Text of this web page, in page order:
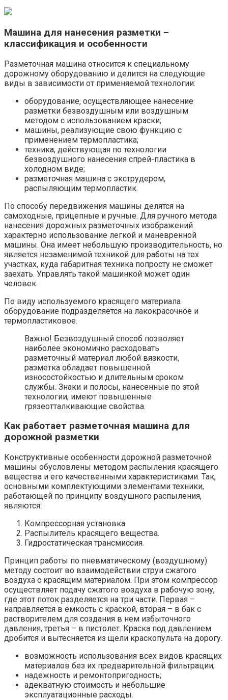
Машина для нанесения разметки –
классификация и особенности
Разметочная машина относится к специальному
дорожному оборудованию и делится на следующие
виды в зависимости от применяемой технологии:
оборудование, осуществляющее нанесение
разметки безвоздушным или воздушным
методом с использованием краски;
машины, реализующие свою функцию с
применением термопластика;
техника, действующая по технологии
безвоздушного нанесения спрей-пластика в
холодном виде;
разметочная машина с экструдером,
распыляющим термопластик.
По способу передвижения машины делятся на
самоходные, прицепные и ручные. Для ручного метода
нанесения дорожных разметочных изображений
характерно использование легкой и маневренной
машины. Она имеет небольшую производительность, но
является незаменимой техникой для работы на тех
участках, куда габаритная техника попросту не сможет
заехать. Управлять такой машинкой может один
человек.
По виду используемого красящего материала
оборудование подразделяется на лакокрасочное и
термопластиковое.
Важно! Безвоздушный способ позволяет
наиболее экономично расходовать
разметочный материал любой вязкости,
разметка обладает повышенной
износостойкостью и длительным сроком
службы. Знаки и полосы, нанесенные по этой
технологии, имеют повышенные
грязеотталкивающие свойства.
Как работает разметочная машина для
дорожной разметки
Конструктивные особенности дорожной разметочной
машины обусловлены методом распыления красящего
вещества и его качественными характеристиками. Так,
основными комплектующими элементами техники,
работающей по принципу воздушного распыления,
являются:
Компрессорная установка.
Распылитель красящего вещества.
Гидростатическая трансмиссия.
Принцип работы по пневматическому (воздушному)
методу состоит во взаимодействии струи сжатого
воздуха с красящим материалом. При этом компрессор
осуществляет подачу сжатого воздуха в рабочую зону,
где этот поток разделяется на три части. Первая –
направляется в емкость с краской, вторая – в бак с
растворителем для создания в нем избыточного
давления, третья – в пистолет. Краска под давлением
дробится и вытесняется из щели краскопульта на дорогу.
возможность использования всех видов красящих
материалов без их предварительной фильтрации;
надежность и ремонтопригодность;
адекватную стоимость и небольшие
эксплуатационные расходы.